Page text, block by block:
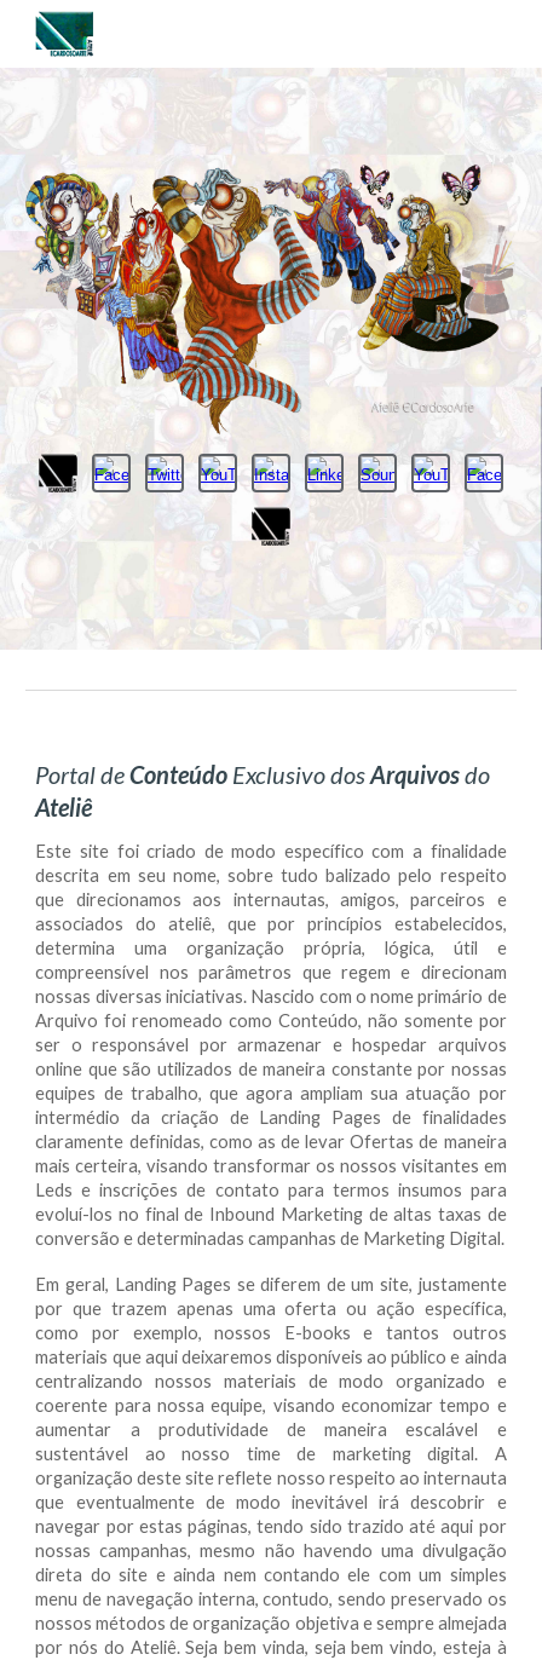
Skip to main content
Portal deConteúdo Exclusivo dosArquivosdo
Ateliê
Este site foi criado de modo específico com a finalidade
descrita em seu nome, sobre tudo balizado pelo respeito
que direcionamos aos internautas, amigos, parceiros e
associados do ateliê, que por princípios estabelecidos,
determina uma organização própria, lógica, útil e
compreensível nos parâmetros que regem e direcionam
nossas diversas iniciativas. Nascido com o nome primário de
Arquivo foi renomeado como Conteúdo, não somente por
ser o responsável por armazenar e hospedar arquivos
online que são utilizados de maneira constante por nossas
equipes de trabalho, que agora ampliam sua atuação por
intermédio da criação de Landing Pages de finalidades
claramente definidas, como as de levar Ofertas de maneira
mais certeira, visando transformar os nossos visitantes em
Leds e inscrições de contato para termos insumos para
evoluí-los no final de Inbound Marketing de altas taxas de
conversão e determinadas campanhas de Marketing Digital.
Em geral, Landing Pages se diferem de um site, justamente
por que trazem apenas uma oferta ou ação específica,
como por exemplo, nossos E-books e tantos outros
materiais que aqui deixaremos disponíveis ao público e ainda
centralizando nossos materiais de modo organizado e
coerente para nossa equipe, visando economizar tempo e
aumentar a produtividade de maneira escalável e
sustentável ao nosso time de marketing digital. A
organização deste site reflete nosso respeito ao internauta
que eventualmente de modo inevitável irá descobrir e
navegar por estas páginas, tendo sido trazido até aqui por
nossas campanhas, mesmo não havendo uma divulgação
direta do site e ainda nem contando ele com um simples
menu de navegação interna, contudo, sendo preservado os
nossos métodos de organização objetiva e sempre almejada
por nós do Ateliê. Seja bem vinda, seja bem vindo, esteja à